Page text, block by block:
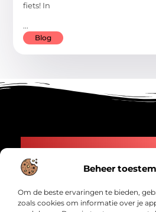
Beheer
Om de beste ervaringen te bieden,
zoals cookies om informatie over je
fiets! In
...
Blog
Bericht categorie